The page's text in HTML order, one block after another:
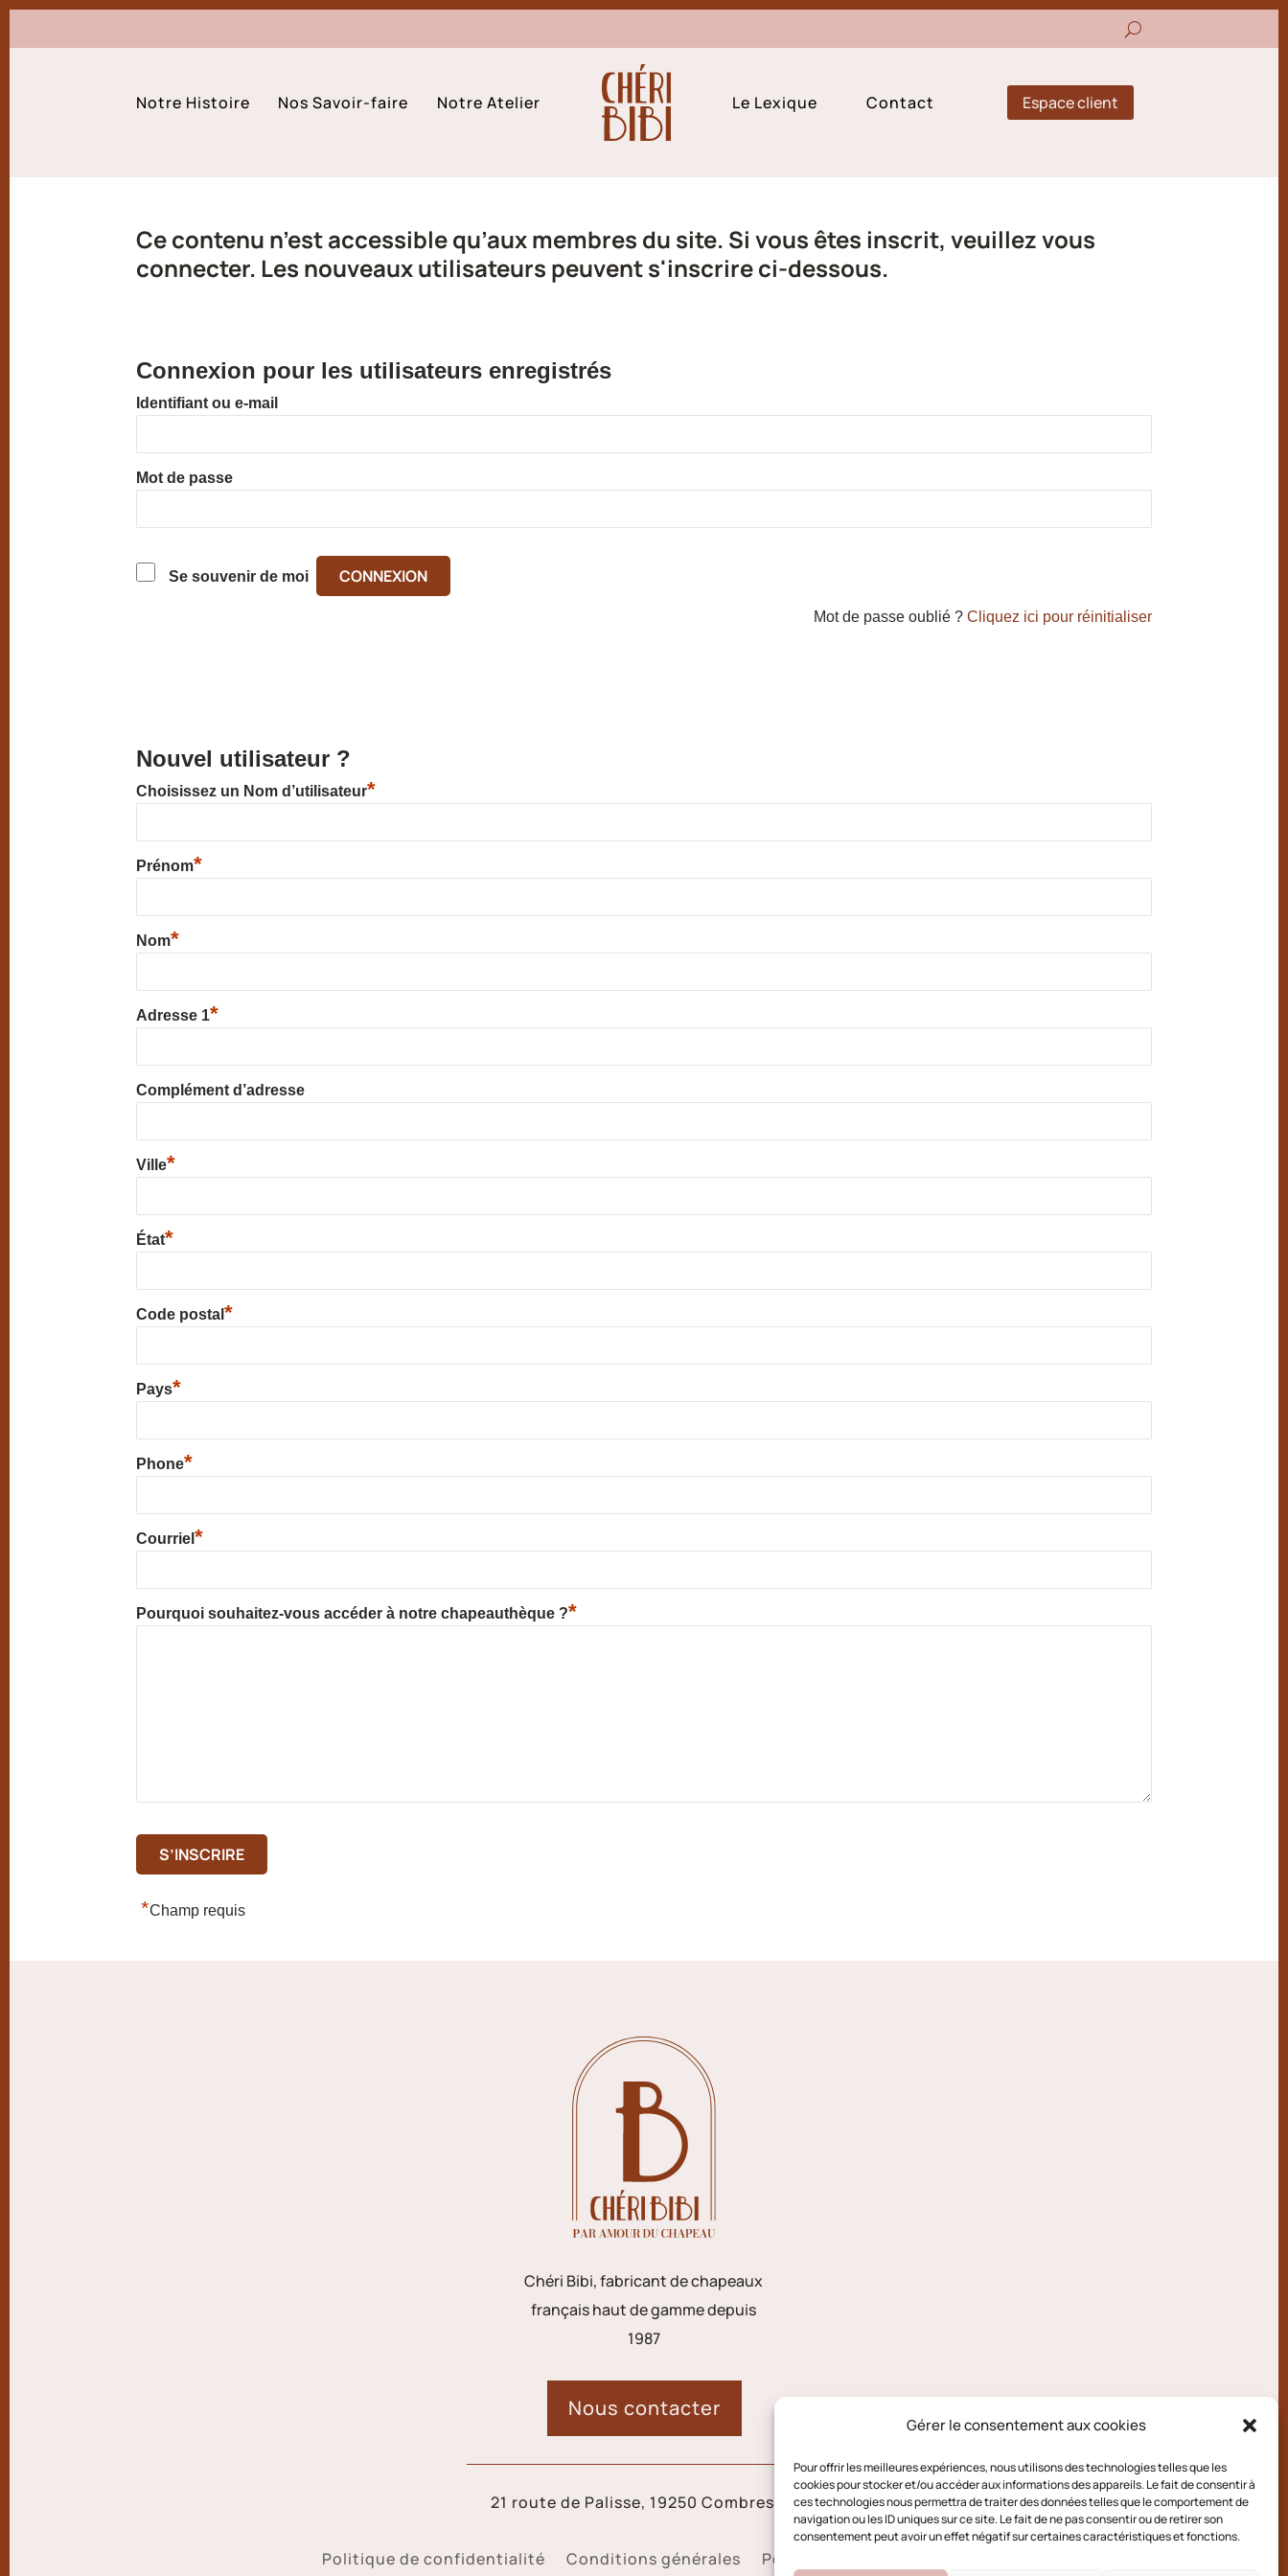
Gérer le consentement aux cookies
Pour offrir les meilleures expériences, nous utilisons des technologies telles que les
cookies pour stocker et/ou accéder aux informations des appareils. Le fait de consentir à
ces technologies nous permettra de traiter des données telles que le comportement de
navigation ou les ID uniques sur ce site. Le fait de ne pas consentir ou de retirer son
consentement peut avoir un effet négatif sur certaines caractéristiques et fonctions.
Notre Histoire Nos Savoir-faire Notre Atelier Le Lexique Contact Espace client
Ce contenu n’est accessible qu’aux membres du site. Si vous êtes inscrit, veuillez vous
connecter. Les nouveaux utilisateurs peuvent s'inscrire ci-dessous.
Connexion pour les utilisateurs enregistrés
Identifiant ou e-mail
Mot de passe
Se souvenir de moi
Mot de passe oublié ? Cliquez ici pour réinitialiser
Nouvel utilisateur ?
Choisissez un Nom d’utilisateur*
Prénom*
Nom*
Adresse 1*
Complément d’adresse
Ville*
État*
Code postal*
Pays*
Phone*
Courriel*
Pourquoi souhaitez-vous accéder à notre chapeauthèque ?*
*Champ requis
Chéri Bibi, fabricant de chapeaux
français haut de gamme depuis
1987
Nous contacter
21 route de Palisse, 19250 Combressol
Politique de confidentialité Conditions générales Politique de cookies (UE)